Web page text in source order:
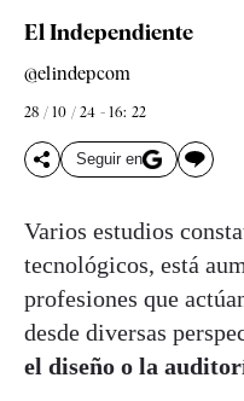
El Independiente
@elindepcom
28 / 10 / 24 - 16: 22
Seguir en
Varios estudios
tecnológicos, está
profesiones que
desde diversas
el diseño o la